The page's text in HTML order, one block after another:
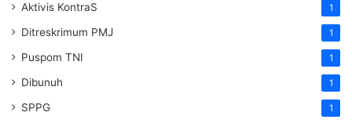
Aktivis KontraS 1
Ditreskrimum PMJ 1
Puspom TNI 1
Dibunuh 1
SPPG 1